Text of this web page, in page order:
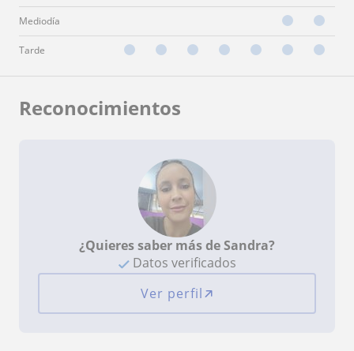
Mediodía
Tarde
Reconocimientos
¿Quieres saber más de Sandra?
Datos verificados
Ver perfil